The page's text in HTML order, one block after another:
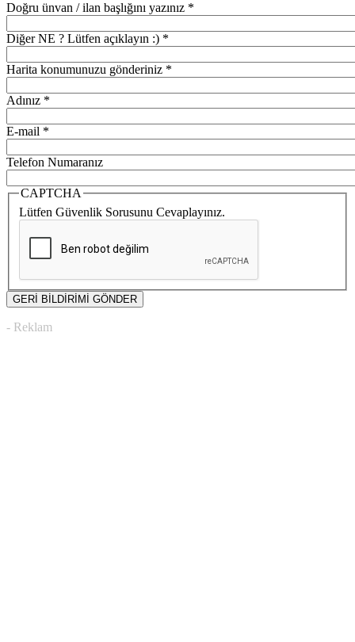
Doğru ünvan / ilan başlığını yazınız *
Diğer NE ? Lütfen açıklayın :) *
Harita konumunuzu gönderiniz *
Adınız *
E-mail *
Telefon Numaranız
CAPTCHA
Lütfen Güvenlik Sorusunu Cevaplayınız.
- Reklam